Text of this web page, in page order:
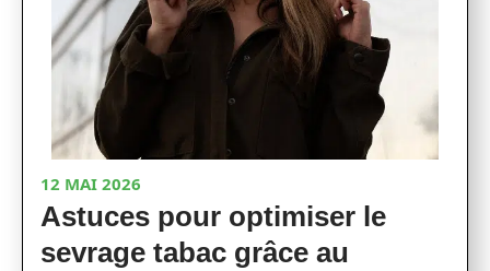
12 MAI 2026
Astuces pour optimiser le
sevrage tabac grâce au